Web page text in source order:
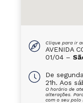
Clique para ir
AVENIDA
01/04 –
De
21h. Aos
O horário de
alterações.
com o seu polo